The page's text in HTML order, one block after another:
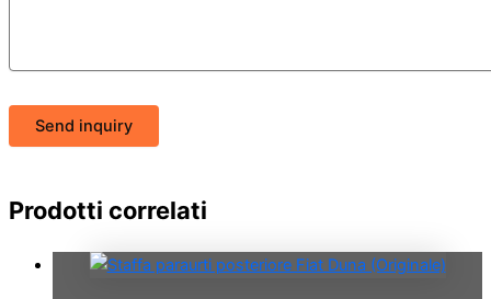
Send inquiry
Prodotti correlati